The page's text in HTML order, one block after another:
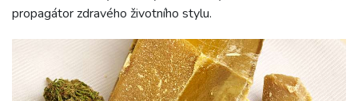
propagátor zdravého životního stylu.